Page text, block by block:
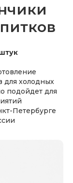
для холодных
подойдет для
Петербурге